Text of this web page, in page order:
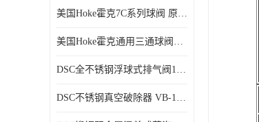
美国Hoke霍克7C系列球阀 原厂拿货 部分库存
美国Hoke霍克通用三通球阀71和76系列球阀 部分库存 原厂拿货
DSC全不锈钢浮球式排气阀11AV系列
DSC不锈钢真空破除器 VB-1系列